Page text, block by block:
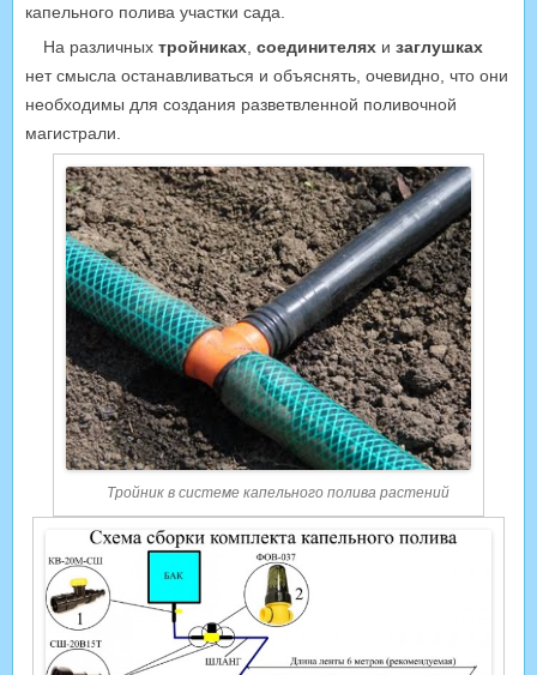
капельного полива участки сада.
На различных тройниках соединителях и заглушках
нет смысла останавливаться и объяснять, очевидно, что они
необходимы для создания разветвленной поливочной
магистрали.
Тройник в системе капельного полива растений